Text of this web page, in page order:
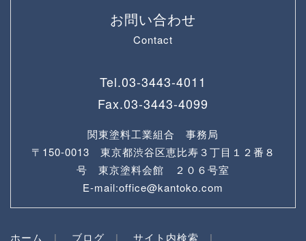
お問い合わせ
Contact
Tel.03-3443-4011
Fax.03-3443-4099
関東塗料工業組合 事務局
〒150-0013 東京都渋谷区恵比寿３丁目１２番８
号 東京塗料会館 ２０６号室
E-mail:office@kantoko.com
ホーム ブログ サイト内検索